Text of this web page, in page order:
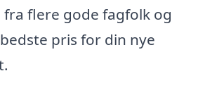
flere gode fagfolk og
pris for din nye